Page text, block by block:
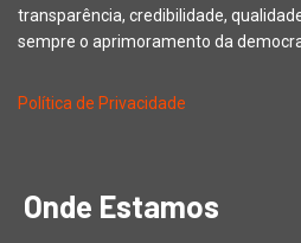
transparência, credibilidade,
sempre o aprimoramento da
Política de Privacidade
Onde Estamos